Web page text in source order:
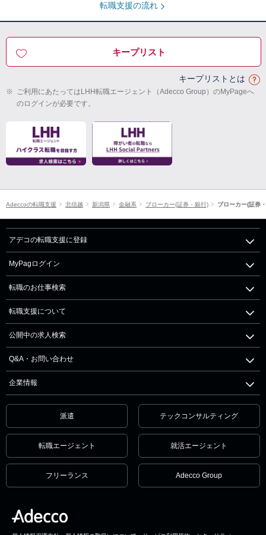
転職支援の流れ
キープリスト
キープリストとは
※ ご利用にあたってはLHH転職エージェント（Adecco Group）のMyPageへ
のログインが必要です。
Adeccoの転職支援 北信越 新潟県 金融系 ブローカー(証券・銀行) ブローカー(証券
アデコの転職支援に登録
MyPagログイン
転職のお仕事検索
転職支援について
公開中の求人検索
Q&A・お問い合わせ
企業情報
派遣 テックコンサルティング
転職エージェント 就活エージェント
フリーランス Adecco Group